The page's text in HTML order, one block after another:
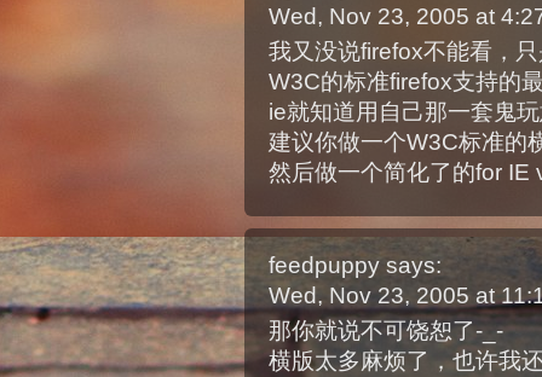
Wed, Nov 23, 2005 at
我又没说firefox不能看，
W3C的标准firefox支持的
ie就知道用自己那一套鬼
建议你做一个W3C标准的
然后做一个简化了的for IE
feedpuppy says:
Wed, Nov 23, 2005 at
那你就说不可饶恕了-_-
横版太多麻烦了，也许我